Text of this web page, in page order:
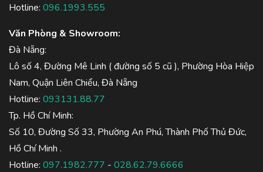
Hotline: 096.1993.555
Văn Phòng & Showroom:
Đà Nẵng:
Lô số 4, Đường Mê Linh ( đường số 5 cũ ), Phường Hòa Hiệp
Nam, Quận Liên Chiểu, Đà Nẵng
Hotline: 093131.88.77
Tp. Hồ Chí Minh:
Số 10, Đường Số 33, Phường An Phú, Thành Phố Thủ Đức,
Hồ Chí Minh .
Hotline: 097.1982.777 - 028.62.79.6666